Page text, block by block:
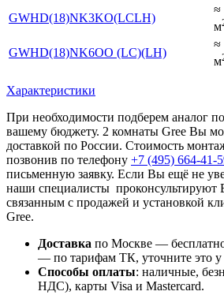
GWHD(18)NK3KO(LCLH)
≈
м
GWHD(18)NK6OO (LC)(LH)
≈
м
Характеристики
При необходимости подберем аналог
вашему бюджету. 2 комнаты Gree Вы
доставкой по России. Стоимость
позвонив по телефону +7 (495) 664-41-
письменную заявку. Если Вы ещё не
наши специалисты проконсультируют
связанным с продажей и установкой
Gree.
Доставка по Москве —
— по тарифам ТК, уточните это у
Способы оплаты: наличные,
НДС), карты Visa и Mastercard.